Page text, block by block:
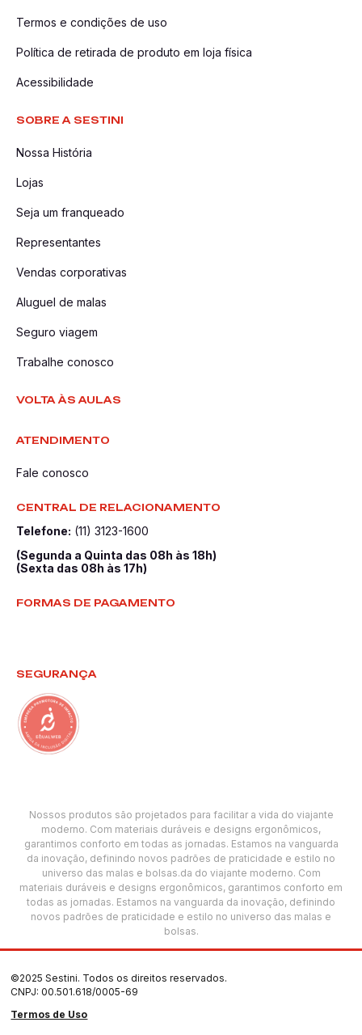
Termos e condições de uso
Política de retirada de produto em loja física
Acessibilidade
SOBRE A SESTINI
Nossa História
Lojas
Seja um franqueado
Representantes
Vendas corporativas
Aluguel de malas
Seguro viagem
Trabalhe conosco
VOLTA ÀS AULAS
ATENDIMENTO
Fale conosco
CENTRAL DE RELACIONAMENTO
Telefone: (11) 3123-1600
(Segunda a Quinta das 08h às 18h)
(Sexta das 08h às 17h)
FORMAS DE PAGAMENTO
SEGURANÇA
Nossos produtos são projetados para facilitar a vida do viajante
moderno. Com materiais duráveis e designs ergonômicos,
garantimos conforto em todas as jornadas. Estamos na vanguarda
da inovação, definindo novos padrões de praticidade e estilo no
universo das malas e bolsas.da do viajante moderno. Com
materiais duráveis e designs ergonômicos, garantimos conforto em
todas as jornadas. Estamos na vanguarda da inovação, definindo
novos padrões de praticidade e estilo no universo das malas e
bolsas.
©2025 Sestini. Todos os direitos reservados.
CNPJ: 00.501.618/0005-69
Termos de Uso